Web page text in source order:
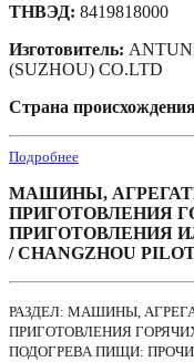
ТНВЭД: 8419818000
Изготовитель:
(SUZHOU) CO.LTD
Страна
Подробнее
МАШИНЫ,
ПРИГОТОВЛЕНИЯ
ПРИГОТОВЛЕНИЯ
/ CHANGZHOU
РАЗДЕЛ: МАШИНЫ,
ПРИГОТОВЛЕНИЯ
ПОДОГРЕВА ПИЩИ: